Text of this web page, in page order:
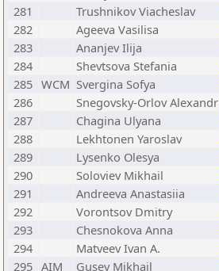
281
Trushnikov Viacheslav
282
Ageeva Vasilisa
283
Ananjev Ilija
284
Shevtsova Stefania
285 WCM Svergina Sofya
286
Snegovsky-Orlov Alexandr
287
Chagina Ulyana
288
Lekhtonen Yaroslav
289
Lysenko Olesya
290
Soloviev Mikhail
291
Andreeva Anastasiia
292
Vorontsov Dmitry
293
Chesnokova Anna
294
Matveev Ivan A.
295 AIM Gusev Mikhail